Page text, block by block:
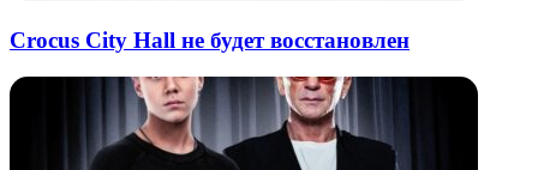
Crocus City Hall не будет восстановлен